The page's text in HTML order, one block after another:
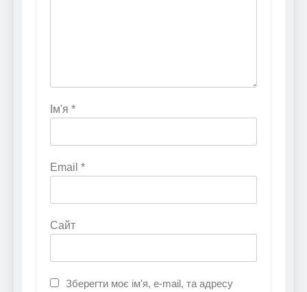
Ім'я *
Email *
Сайт
Зберегти моє ім'я, e-mail, та адресу